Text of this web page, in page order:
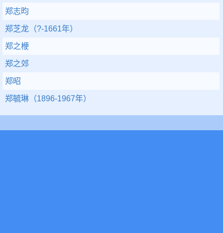
郑志昀
郑芝龙（?-1661年）
郑之楩
郑之郊
郑昭
郑毓琳（1896-1967年）